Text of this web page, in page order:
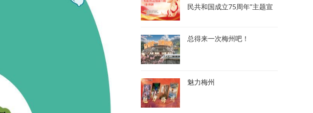
民共和国成立75周年”主题宣
总得来一次梅州吧！
魅力梅州